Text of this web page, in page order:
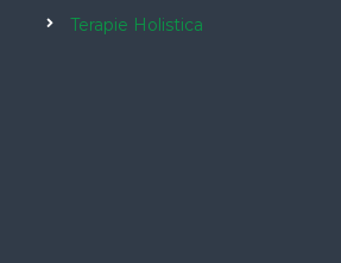
Terapie Holistica